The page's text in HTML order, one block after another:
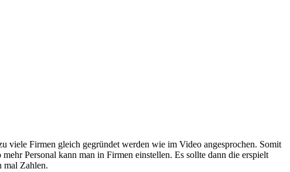
viele Firmen gleich gegründet werden wie im Video angesprochen. Somit
Personal kann man in Firmen einstellen. Es sollte dann die erspielt
mal Zahlen.